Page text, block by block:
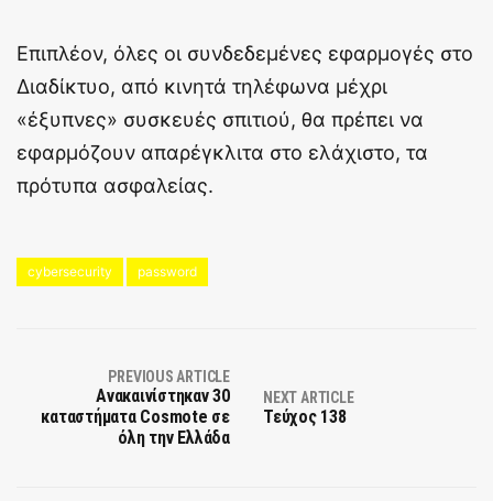
Eπιπλέον, όλες οι συνδεδεμένες εφαρμογές στο
Διαδίκτυο, από κινητά τηλέφωνα μέχρι
«έξυπνες» συσκευές σπιτιού, θα πρέπει να
εφαρμόζουν απαρέγκλιτα στο ελάχιστο, τα
πρότυπα ασφαλείας.
cybersecurity password
PREVIOUS ARTICLE
Ανακαινίστηκαν 30
καταστήματα Cosmote σε
όλη την Ελλάδα
NEXT ARTICLE
Τεύχος 138